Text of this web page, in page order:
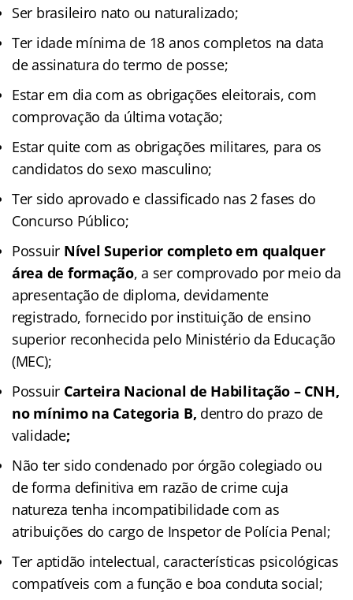
Ser brasileiro nato ou naturalizado;
Ter idade mínima de 18 anos completos na data
de assinatura do termo de posse;
Estar em dia com as obrigações eleitorais, com
comprovação da última votação;
Estar quite com as obrigações militares, para os
candidatos do sexo masculino;
Ter sido aprovado e classificado nas 2 fases do
Concurso Público;
Possuir Nível Superior completo em qualquer
área de formação, a ser comprovado por meio da
apresentação de diploma, devidamente
registrado, fornecido por instituição de ensino
superior reconhecida pelo Ministério da Educação
(MEC);
Possuir Carteira Nacional de Habilitação – CNH,
no mínimo na Categoria B, dentro do prazo de
validade;
Não ter sido condenado por órgão colegiado ou
de forma definitiva em razão de crime cuja
natureza tenha incompatibilidade com as
atribuições do cargo de Inspetor de Polícia Penal;
Ter aptidão intelectual, características psicológicas
compatíveis com a função e boa conduta social;